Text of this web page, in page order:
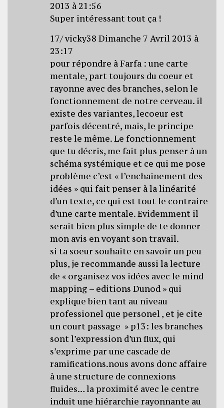
2013 à 21:56
Super intéressant tout ça !
17/ vicky38 Dimanche 7 Avril 2013 à
23:17
pour répondre à Farfa : une carte
mentale, part toujours du coeur et
rayonne avec des branches, selon le
fonctionnement de notre cerveau. il
existe des variantes, lecoeur est
parfois décentré, mais, le principe
reste le même. Le fonctionnement
que tu décris, me fait plus penser à un
schéma systémique et ce qui me pose
problème c’est « l’enchainement des
idées » qui fait penser à la linéarité
d’un texte, ce qui est tout le contraire
d’une carte mentale. Evidemment il
serait bien plus simple de te donner
mon avis en voyant son travail.
si ta soeur souhaite en savoir un peu
plus, je recommande aussi la lecture
de « organisez vos idées avec le mind
mapping – editions Dunod » qui
explique bien tant au niveau
professionel que personel , et je cite
un court passage » p13: les branches
sont l’expression d’un flux, qui
s’exprime par une cascade de
ramifications.nous avons donc affaire
à une structure de connexions
fluides… la proximité avec le centre
induit une hiérarchie rayonnante au